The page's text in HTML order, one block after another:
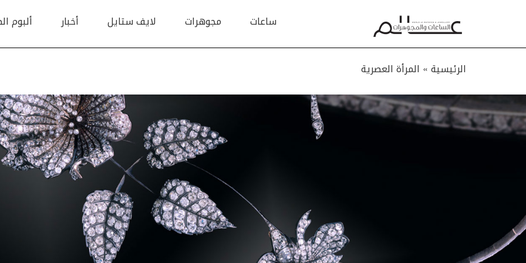
ساعات مجوهرات لايف ستايل أخبار ألبوم
الرئيسية » المرأة العصرية